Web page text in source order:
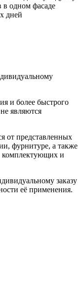
в одном фасаде
дней
и более быстрого
являются
от представленных
фурнитуре, а также
комплектующих и
заказу
её применения.